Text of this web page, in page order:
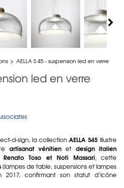
> AELLA S 45 - suspension led en verre
led en verre
d-sign, la collectionAELLA S45illustre
artisanat vénitienet design italien
Renato Toso et Noti Massari, cette
(lampes de table, suspensions et lampes
confirmant son statut d’icône